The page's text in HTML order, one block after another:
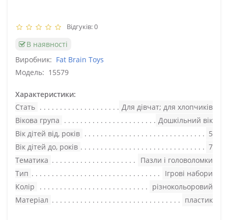
Відгуків: 0
В наявності
Виробник: Fat Brain Toys
Модель: 15579
Характеристики:
Стать
Для дівчат; для хлопчиків
Вікова група
Дошкільний вік
Вік дітей від, років
5
Вік дітей до, років
7
Тематика
Пазли і головоломки
Тип
Ігрові набори
Колір
різнокольоровий
Матеріал
пластик